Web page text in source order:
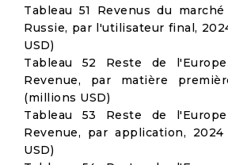
Tableau 51 Revenus du
Russie, par l'utilisateur final,
USD)
Tableau 52 Reste de
Revenue, par matière
(millions USD)
Tableau 53 Reste de
Revenue, par application,
USD)